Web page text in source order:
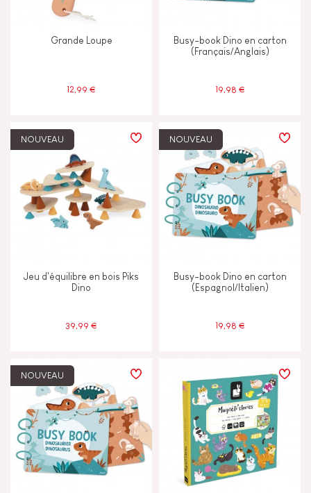
Grande Loupe
12,99 €
Busy-book Dino en carton
(Français/Anglais)
19,98 €
NOUVEAU
Jeu d'équilibre en bois Piks
Dino
39,99 €
NOUVEAU
Busy-book Dino en carton
(Espagnol/Italien)
19,98 €
NOUVEAU